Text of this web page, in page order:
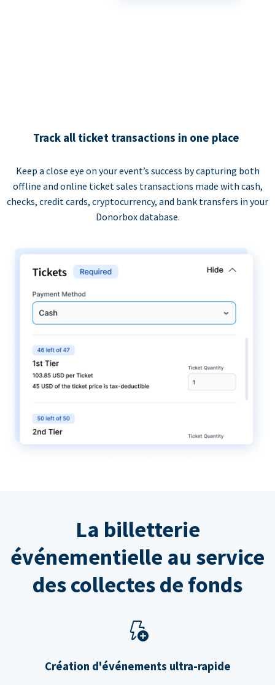
Track all ticket transactions in one place
Keep a close eye on your event’s success by capturing both
offline and online ticket sales transactions made with cash,
checks, credit cards, cryptocurrency, and bank transfers in your
Donorbox database.
La billetterie
événementielle au service
des collectes de fonds
Création d'événements ultra-rapide